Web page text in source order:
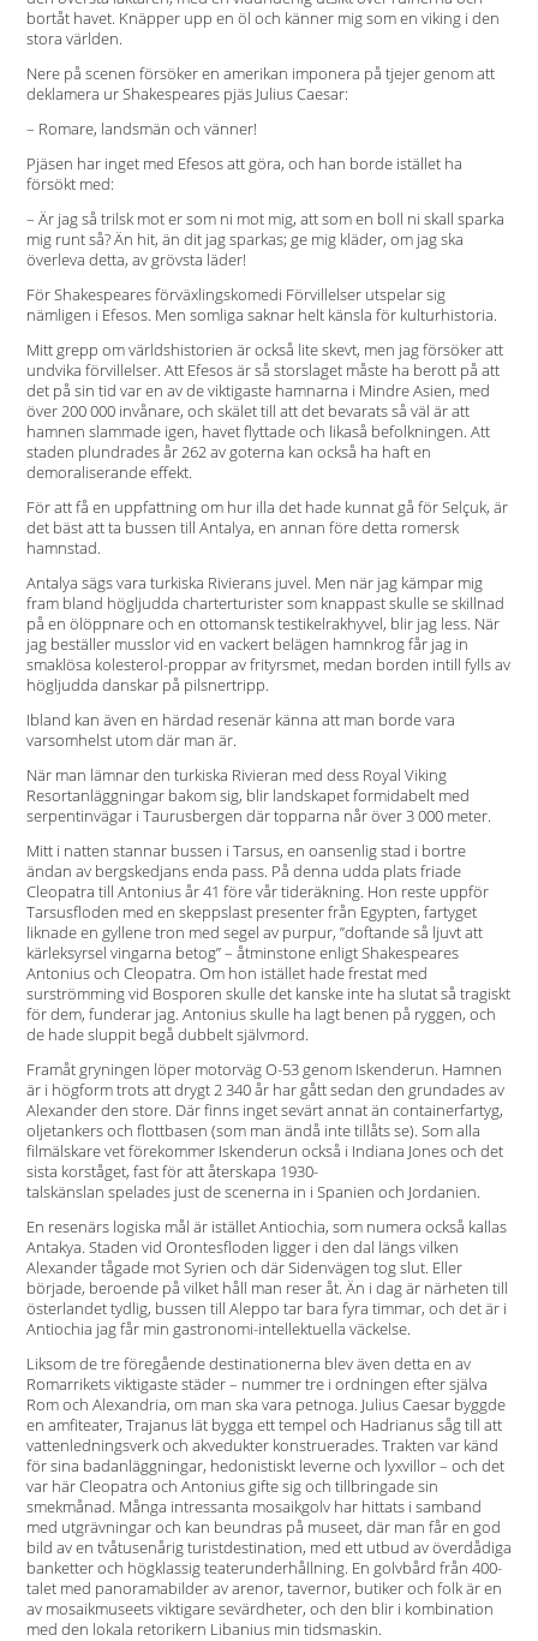
bortåt havet. Knäpper upp en öl och känner mig som en viking i den
stora världen.
Nere på scenen försöker en amerikan imponera på tjejer genom att
deklamera ur Shakespeares pjäs Julius Caesar:
– Romare, landsmän och vänner!
Pjäsen har inget med Efesos att göra, och han borde istället ha
försökt med:
– Är jag så trilsk mot er som ni mot mig, att som en boll ni skall sparka
mig runt så? Än hit, än dit jag sparkas; ge mig kläder, om jag ska
överleva detta, av grövsta läder!
För Shakespeares förväxlingskomedi Förvillelser utspelar sig
nämligen i Efesos. Men somliga saknar helt känsla för kulturhistoria.
Mitt grepp om världshistorien är också lite skevt, men jag försöker att
undvika förvillelser. Att Efesos är så storslaget måste ha berott på att
det på sin tid var en av de viktigaste hamnarna i Mindre Asien, med
över 200 000 invånare, och skälet till att det bevarats så väl är att
hamnen slammade igen, havet flyttade och likaså befolkningen. Att
staden plundrades år 262 av goterna kan också ha haft en
demoraliserande effekt.
För att få en uppfattning om hur illa det hade kunnat gå för Selçuk, är
det bäst att ta bussen till Antalya, en annan före detta romersk
hamnstad.
Antalya sägs vara turkiska Rivierans juvel. Men när jag kämpar mig
fram bland högljudda charterturister som knappast skulle se skillnad
på en ölöppnare och en otto­mansk testikelrakhyvel, blir jag less. När
jag beställer musslor vid en vackert belägen hamnkrog får jag in
smaklösa kolesterol-proppar av frityrsmet, medan borden intill fylls av
högljudda danskar på pilsnertripp.
Ibland kan även en härdad resenär känna att man borde vara
varsomhelst utom där man är.
När man lämnar den turkiska Rivieran med dess Royal ­Viking
Resortanläggningar bakom sig, blir landskapet formidabelt med
serpentinvägar i Taurusbergen där topparna når över 3 000 ­meter.
Mitt i natten stannar bussen i Tarsus, en oansenlig stad i bortre
ändan av bergskedjans enda pass. På denna udda plats friade
Cleopatra till Antonius år 41 före vår tideräkning. Hon reste uppför
Tarsusfloden med en skeppslast presenter från Egypten, fartyget
liknade en gyllene tron med segel av purpur, ”doftande så ljuvt att
kärleksyrsel vingarna betog” – åtminstone enligt Shakespeares
Antonius och Cleopatra. Om hon istället hade frestat med
surströmming vid Bosporen skulle det kanske inte ha slutat så tragiskt
för dem, funderar jag. Antonius skulle ha lagt benen på ryggen, och
de hade sluppit begå dubbelt självmord.
Framåt gryningen löper motorväg O-53 genom Iskenderun. Hamnen
är i högform trots att drygt 2 340 år har gått sedan den grundades av
Alexander den store. Där finns inget sevärt annat än containerfartyg,
oljetankers och flottbasen (som man ändå inte tillåts se). Som alla
filmälskare vet förekommer Iskenderun också i Indiana Jones och det
sista korståget, fast för att återskapa 1930-
talskänslan spelades just de scenerna in i Spanien och Jordanien.
En resenärs logiska mål är istället Antiochia, som numera också kallas
Antakya. Staden vid Orontesfloden ligger i den dal längs vilken
Alexander tågade mot Syrien och där Sidenvägen tog slut. Eller
började, beroende på vilket håll man reser åt. Än i dag är närheten till
österlandet tydlig, bussen till Aleppo tar bara fyra timmar, och det är i
Antiochia jag får min gastronomi-intellektuella väckelse.
Liksom de tre föregående destinationerna blev även detta en av
Romarrikets viktigaste städer – nummer tre i ordningen ­efter själva
Rom och Alexandria, om man ska vara petnoga. ­Julius Caesar byggde
en amfiteater, Trajanus lät bygga ett tempel och Hadrianus såg till att
vattenledningsverk och akvedukter konstruerades. Trakten var känd
för sina badanläggningar, hedonistiskt leverne och lyxvillor – och det
var här Cleopatra och Antonius gifte sig och tillbringade sin
smekmånad. Många intressanta ­mosaikgolv har hittats i samband
med utgrävningar och kan ­beundras på museet, där man får en god
bild av en tvåtusenårig turistdestination, med ett utbud av överdådiga
banketter och högklassig teaterunderhållning. En golvbård från 400-
talet med panoramabilder av arenor, tavernor, butiker och folk är en
av mosaikmuseets viktigare sevärdheter, och den blir i kombination
med den lokala retorikern Libanius min tidsmaskin.